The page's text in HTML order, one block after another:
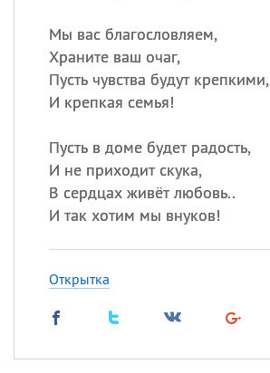
Мы вас благословляем,
Храните ваш очаг,
Пусть чувства будут крепкими,
И крепкая семья!
Пусть в доме будет радость,
И не приходит скука,
В сердцах живёт любовь..
И так хотим мы внуков!
Открытка